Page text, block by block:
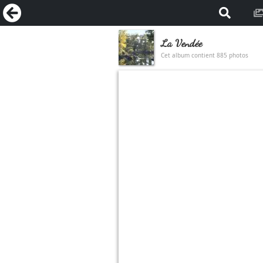
La Vendée
Cet album contient 885 photos